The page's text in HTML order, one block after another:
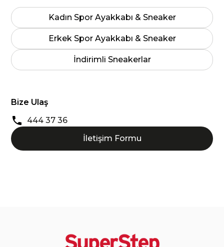
Kadın Spor Ayakkabı & Sneaker
Erkek Spor Ayakkabı & Sneaker
İndirimli Sneakerlar
Bize Ulaş
444 37 36
İletişim Formu